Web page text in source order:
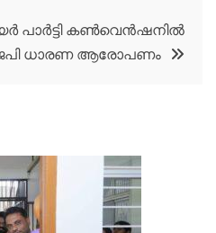
പാർട്ടി കൺവെൻഷനിൽ
ധാരണ ആരോപണം